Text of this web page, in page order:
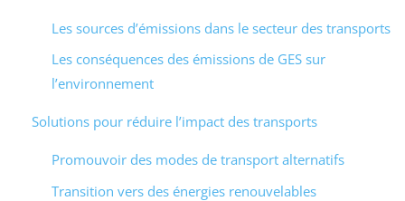
Les sources d’émissions dans le secteur des transports
Les conséquences des émissions de GES sur
l’environnement
Solutions pour réduire l’impact des transports
Promouvoir des modes de transport alternatifs
Transition vers des énergies renouvelables